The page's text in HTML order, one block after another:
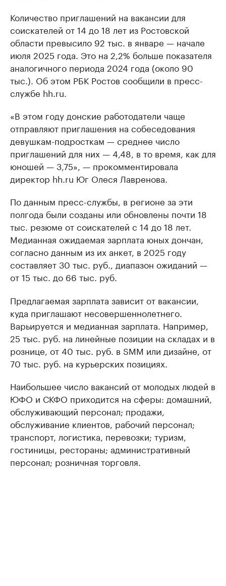
Количество приглашений на вакансии для
соискателей от 14 до 18 лет из Ростовской
области превысило 92 тыс. в январе — начале
июля 2025 года. Это на 2,2% больше показателя
аналогичного периода 2024 года (около 90
тыс.). Об этом РБК Ростов сообщили в пресс-
службе hh.ru.
«В этом году донские работодатели чаще
отправляют приглашения на собеседования
девушкам-подросткам — среднее число
приглашений для них — 4,48, в то время, как для
юношей — 3,75», — прокомментировала
директор hh.ru Юг Олеся Лавренова.
По данным пресс-службы, в регионе за эти
полгода были созданы или обновлены почти 18
тыс. резюме от соискателей с 14 до 18 лет.
Медианная ожидаемая зарплата юных дончан,
согласно данным из их анкет, в 2025 году
составляет 30 тыс. руб., диапазон ожиданий —
от 15 тыс. до 66 тыс. руб.
Предлагаемая зарплата зависит от вакансии,
куда приглашают несовершеннолетнего.
Варьируется и медианная зарплата. Например,
25 тыс. руб. на линейные позиции на складах и в
рознице, от 40 тыс. руб. в SMM или дизайне, от
70 тыс. руб. на курьерских позициях.
Наибольшее число вакансий от молодых людей в
ЮФО и СКФО приходится на сферы: домашний,
обслуживающий персонал; продажи,
обслуживание клиентов, рабочий персонал;
транспорт, логистика, перевозки; туризм,
гостиницы, рестораны; административный
персонал; розничная торговля.